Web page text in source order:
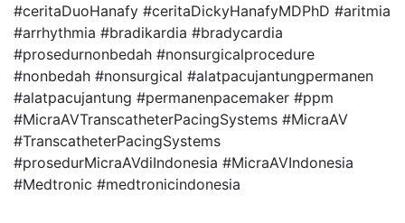
#ceritaDuoHanafy #ceritaDickyHanafyMDPhD #aritmia
#arrhythmia #bradikardia #bradycardia
#prosedurnonbedah #nonsurgicalprocedure
#nonbedah #nonsurgical #alatpacujantungpermanen
#alatpacujantung #permanenpacemaker #ppm
#MicraAVTranscatheterPacingSystems #MicraAV
#TranscatheterPacingSystems
#prosedurMicraAVdiIndonesia #MicraAVIndonesia
#Medtronic #medtronicindonesia